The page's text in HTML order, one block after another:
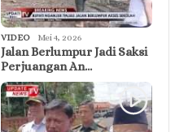
VIDEO Mei 4, 2026
Jalan Berlumpur Jadi Saksi
Perjuangan An…